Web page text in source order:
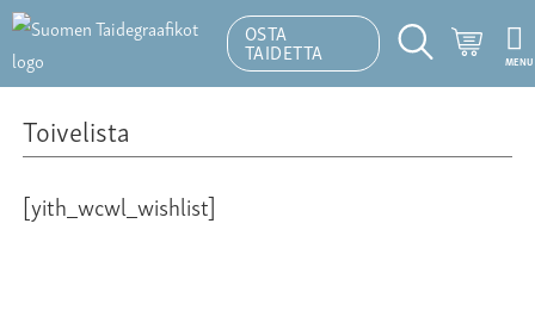
OSTA
TAIDETTA
Hakutoiminto
MENU
Toivelista
[yith_wcwl_wishlist]